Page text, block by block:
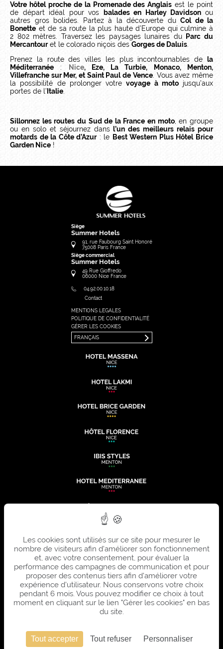
Votre hôtel proche de la Promenade des Anglais est le point
de départ idéal pour vos
balades en Harley Davidsonou
autres gros bolides. Partez à la découverte du Col de la
Bonette et de sa route la plus haute d’Europe qui culmine à
2 802 mètres. Traversez les paysages lunaires du
Parc du
Mercantouret le colorado niçois des Gorges de Daluis
Prenez la route des villes les plus incontournables de
la
Méditerranée : Nice, Eze, La Turbie, Monaco, Menton,
Villefranche sur Mer, et Saint Paul de Vence. Vous avez même
la possibilité de prolonger votrevoyage à motojusqu’aux
portes de l’ Italie
Sillonnez les routes du Sud de la France en moto, en groupe
ou en solo et séjournez dansl’un des meilleurs relais pour
motards de la Côte d’Azur: le Best Western Plus Hôtel Brice
Garden Nice !
Siège
Summer Hotels
91, rue Faubourg Saint Honoré
75008 Paris France
Siège commercial
Summer Hotels
49 Rue Gioffredo
06000 Nice France
04.92.00.10.18
Contact
MENTIONS LEGALES
POLITIQUE DE CONFIDENTIALITÉ
GÉRER LES COOKIES
FRANÇAIS
FRANÇAIS
ENGLISH
Les cookies sont utilisés sur ce site pour mesurer le
nombre de visiteurs afin d'améliorer son fonctionnement
et, avec votre consentement, pour évaluer la
performance des campagnes de communication et pour
proposer des contenus tiers afin d'améliorer votre
expérience d'utilisateur. Nous conservons votre choix
pendant 6 mois. Vous pouvez modifier ce choix à tout
moment en cliquant sur le lien "Gérer les cookies" en bas
du site.
Tout accepter Tout refuser Personnaliser